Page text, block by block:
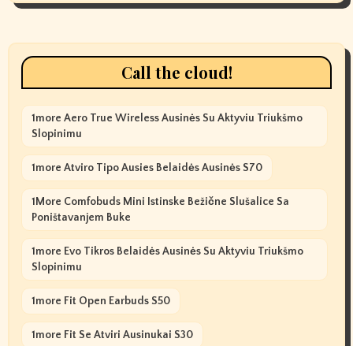
Call the cloud!
1more Aero True Wireless Ausinės Su Aktyviu Triukšmo
Slopinimu
1more Atviro Tipo Ausies Belaidės Ausinės S70
1More Comfobuds Mini Istinske Bežične Slušalice Sa
Poništavanjem Buke
1more Evo Tikros Belaidės Ausinės Su Aktyviu Triukšmo
Slopinimu
1more Fit Open Earbuds S50
1more Fit Se Atviri Ausinukai S30